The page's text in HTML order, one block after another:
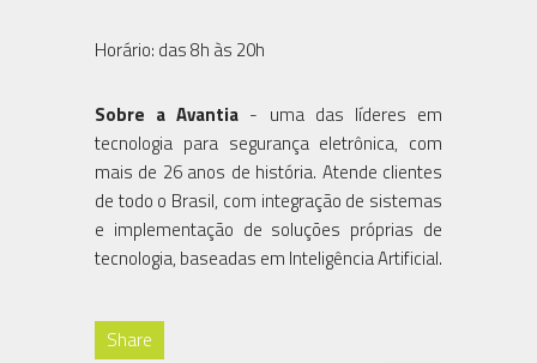
Horário: das 8h às 20h
Sobre a Avantia - uma das líderes em
tecnologia para segurança eletrônica, com
mais de 26 anos de história. Atende clientes
de todo o Brasil, com integração de sistemas
e implementação de soluções próprias de
tecnologia, baseadas em Inteligência Artificial.
Share